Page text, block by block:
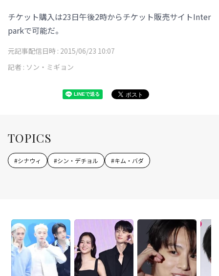
チケット購入は23日午後2時からチケット販売サイトInter
parkで可能だ。
元記事配信日時 : 2015/06/23 10:07
記者 : ソン・ミギョン
TOPICS
#シナウィ #シン・デチョル #キム・バダ